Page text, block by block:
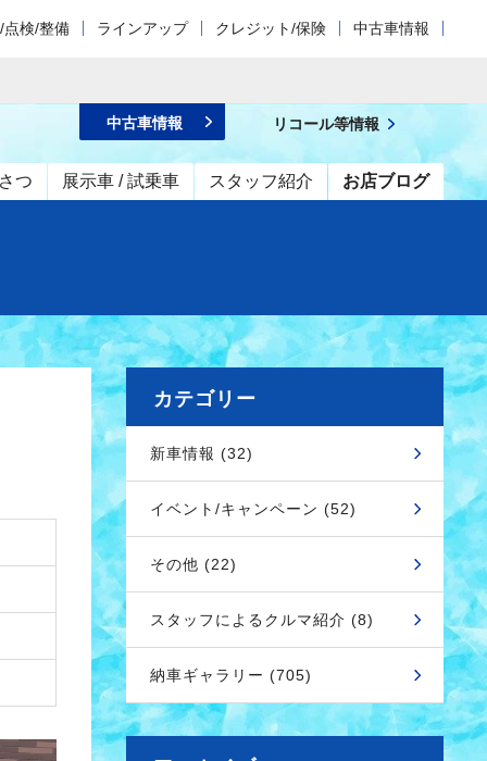
点検/整備 ラインアップ クレジット/保険 中古車情報
つ 展示車 / 試乗車 スタッフ紹介 お店ブログ
中古車情報 リコール等情報
カテゴリー
新車情報 (32)
イベント/キャンペーン (52)
その他 (22)
スタッフによるクルマ紹介 (8)
納車ギャラリー (705)